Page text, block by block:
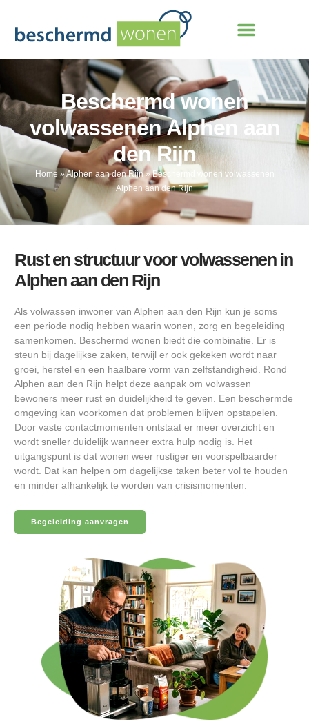
Beschermd wonen
volwassenen Alphen aan
den Rijn
Home »Alphen aan den Rijn»Beschermd wonen volwassenen
Alphen aan den Rijn
Rust en structuur voor volwassenen in
Alphen aan den Rijn
Als volwassen inwoner van Alphen aan den Rijn kun je soms
een periode nodig hebben waarin wonen, zorg en begeleiding
samenkomen. Beschermd wonen biedt die combinatie. Er is
steun bij dagelijkse zaken, terwijl er ook gekeken wordt naar
groei, herstel en een haalbare vorm van zelfstandigheid. Rond
Alphen aan den Rijn helpt deze aanpak om volwassen
bewoners meer rust en duidelijkheid te geven. Een beschermde
omgeving kan voorkomen dat problemen blijven opstapelen.
Door vaste contactmomenten ontstaat er meer overzicht en
wordt sneller duidelijk wanneer extra hulp nodig is. Het
uitgangspunt is dat wonen weer rustiger en voorspelbaarder
wordt. Dat kan helpen om dagelijkse taken beter vol te houden
en minder afhankelijk te worden van crisismomenten.
Begeleiding aanvragen